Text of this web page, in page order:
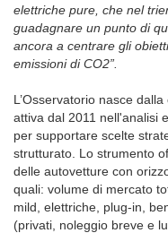
elettriche pure, che nel
guadagnare un punto di
ancora a centrare gli
emissioni di CO2”.
L’Osservatorio nasce
attiva dal 2011 nell'analisi
per supportare scelte
strutturato. Lo strumento
delle autovetture con
quali: volume di mercato
mild, elettriche, plug-in,
(privati, noleggio breve e